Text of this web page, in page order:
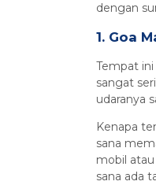
dengan
1. Goa
Tempat
sangat
udaranya
Kenapa
sana
mobil
sana ada